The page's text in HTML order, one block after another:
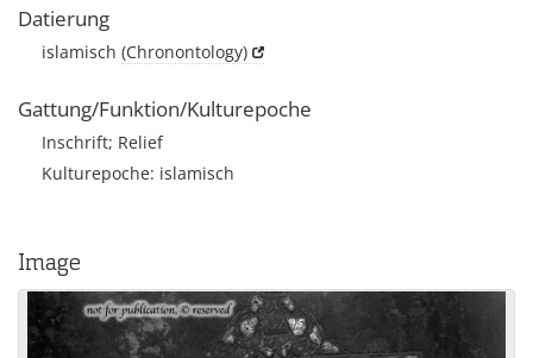
Datierung
islamisch (Chronontology)
Gattung/Funktion/Kulturepoche
Inschrift; Relief
Kulturepoche: islamisch
Image